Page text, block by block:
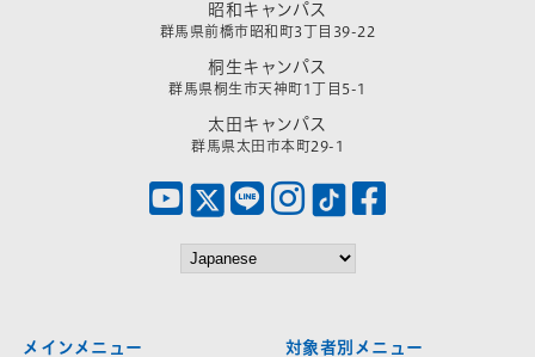
昭和キャンパス
群馬県前橋市昭和町3丁目39-22
桐生キャンパス
群馬県桐生市天神町1丁目5-1
太田キャンパス
群馬県太田市本町29-1
メインメニュー 対象者別メニュー